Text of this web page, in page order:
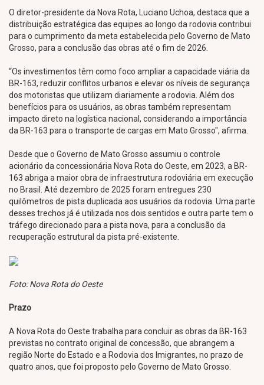
O diretor-presidente da Nova Rota, Luciano Uchoa, destaca que a
distribuição estratégica das equipes ao longo da rodovia contribui
para o cumprimento da meta estabelecida pelo Governo de Mato
Grosso, para a conclusão das obras até o fim de 2026.
“Os investimentos têm como foco ampliar a capacidade viária da
BR-163, reduzir conflitos urbanos e elevar os níveis de segurança
dos motoristas que utilizam diariamente a rodovia. Além dos
benefícios para os usuários, as obras também representam
impacto direto na logística nacional, considerando a importância
da BR-163 para o transporte de cargas em Mato Grosso", afirma.
Desde que o Governo de Mato Grosso assumiu o controle
acionário da concessionária Nova Rota do Oeste, em 2023, a BR-
163 abriga a maior obra de infraestrutura rodoviária em execução
no Brasil. Até dezembro de 2025 foram entregues 230
quilômetros de pista duplicada aos usuários da rodovia. Uma parte
desses trechos já é utilizada nos dois sentidos e outra parte tem o
tráfego direcionado para a pista nova, para a conclusão da
recuperação estrutural da pista pré-existente.
Foto: Nova Rota do Oeste
Prazo
A Nova Rota do Oeste trabalha para concluir as obras da BR-163
previstas no contrato original de concessão, que abrangem a
região Norte do Estado e a Rodovia dos Imigrantes, no prazo de
quatro anos, que foi proposto pelo Governo de Mato Grosso.